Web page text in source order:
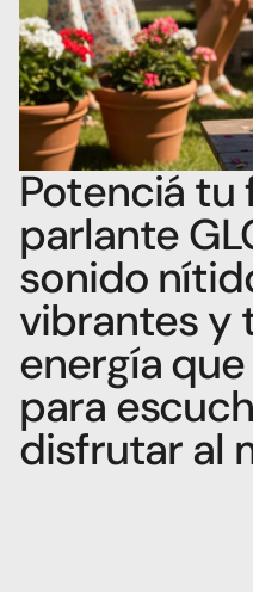
Potenciá tu
parlante
sonido
vibrantes y
energía
para
disfrutar al